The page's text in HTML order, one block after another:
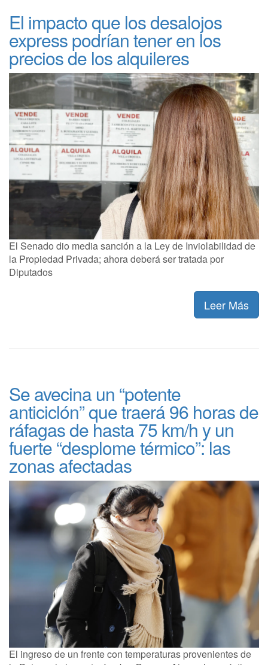
El impacto que los desalojos
express podrían tener en los
precios de los alquileres
El Senado dio media sanción a la Ley de Inviolabilidad de
la Propiedad Privada; ahora deberá ser tratada por
Diputados
Leer Más
Se avecina un “potente
anticiclón” que traerá 96 horas de
ráfagas de hasta 75 km/h y un
fuerte “desplome térmico”: las
zonas afectadas
El ingreso de un frente con temperaturas provenientes de